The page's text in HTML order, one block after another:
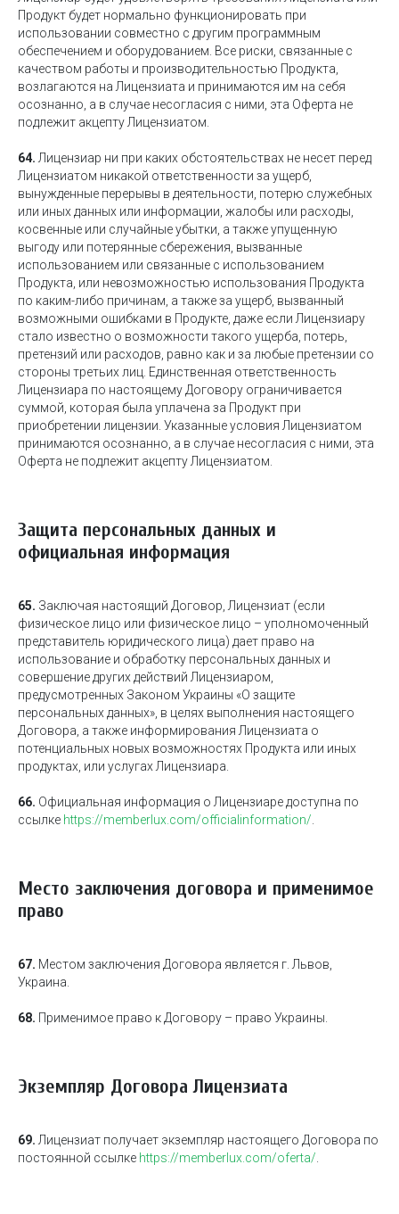
Продукт будет нормально функционировать при
использовании совместно с другим программным
обеспечением и оборудованием. Все риски, связанные с
качеством работы и производительностью Продукта,
возлагаются на Лицензиата и принимаются им на себя
осознанно, а в случае несогласия с ними, эта Оферта не
подлежит акцепту Лицензиатом.
64. Лицензиар ни при каких обстоятельствах не несет перед
Лицензиатом никакой ответственности за ущерб,
вынужденные перерывы в деятельности, потерю служебных
или иных данных или информации, жалобы или расходы,
косвенные или случайные убытки, а также упущенную
выгоду или потерянные сбережения, вызванные
использованием или связанные с использованием
Продукта, или невозможностью использования Продукта
по каким-либо причинам, а также за ущерб, вызванный
возможными ошибками в Продукте, даже если Лицензиару
стало известно о возможности такого ущерба, потерь,
претензий или расходов, равно как и за любые претензии со
стороны третьих лиц. Единственная ответственность
Лицензиара по настоящему Договору ограничивается
суммой, которая была уплачена за Продукт при
приобретении лицензии. Указанные условия Лицензиатом
принимаются осознанно, а в случае несогласия с ними, эта
Оферта не подлежит акцепту Лицензиатом.
Защита персональных данных и
официальная информация
65. Заключая настоящий Договор, Лицензиат (если
физическое лицо или физическое лицо – уполномоченный
представитель юридического лица) дает право на
использование и обработку персональных данных и
совершение других действий Лицензиаром,
предусмотренных Законом Украины «О защите
персональных данных», в целях выполнения настоящего
Договора, а также информирования Лицензиата о
потенциальных новых возможностях Продукта или иных
продуктах, или услугах Лицензиара.
66. Официальная информация о Лицензиаре доступна по
ссылке https://memberlux.com/officialinformation/
Место заключения договора и применимое
право
67. Местом заключения Договора является г. Львов,
Украина.
68. Применимое право к Договору – право Украины.
Экземпляр Договора Лицензиата
69. Лицензиат получает экземпляр настоящего Договора по
постоянной ссылке https://memberlux.com/oferta/